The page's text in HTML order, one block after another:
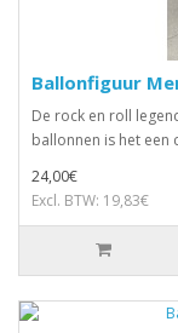
Ballonfiguur
De rock en roll
ballonnen is het een
24,00€
Excl. BTW: 19,83€